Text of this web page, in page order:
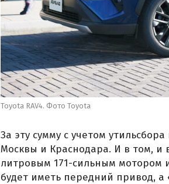
Toyota RAV4. Фото Toyota
За эту сумму с учетом
Москвы и Краснодара. И в том, и
литровым 171-сильным мотором
будет иметь передний привод, а